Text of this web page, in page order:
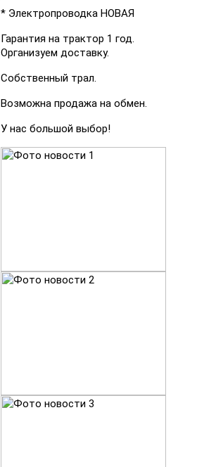
* Электропроводка НОВАЯ
Гарантия на трактор 1 год.
Организуем доставку.
Собственный трал.
Возможна продажа на обмен.
У нас большой выбор!